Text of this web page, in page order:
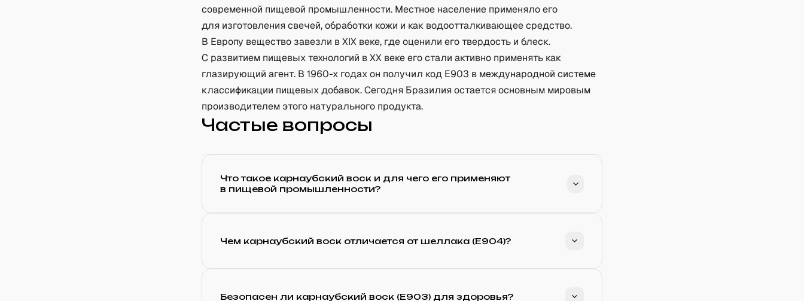
современной пищевой промышленности. Местное население применяло его
для изготовления свечей, обработки кожи и как водоотталкивающее средство.
В Европу вещество завезли в XIX веке, где оценили его твердость и блеск.
С развитием пищевых технологий в XX веке его стали активно применять как
глазирующий агент. В 1960-х годах он получил код E903 в международной системе
классификации пищевых добавок. Сегодня Бразилия остается основным мировым
производителем этого натурального продукта.
Частые вопросы
Что такое карнаубский воск и для чего его применяют
в пищевой промышленности?
Чем карнаубский воск отличается от шеллака (E904)?
Безопасен ли карнаубский воск (E903) для здоровья?